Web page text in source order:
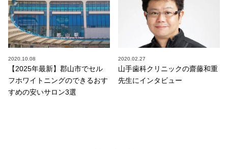
2020.10.08
【2025年最新】郡山市でセル
フホワイトニングのできるおす
すめの安いサロン3選
2020.02.27
山手歯科クリニックの齋藤和重
先生にインタビュー